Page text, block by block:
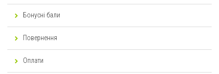
Бонусні бали
Повернення
Оплати